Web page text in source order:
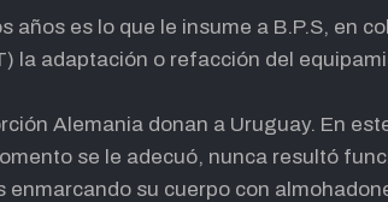
años es lo que le insume a B.P.S, en
la adaptación o refacción del
Alemania donan a Uruguay. En
se le adecuó, nunca resultó
enmarcando su cuerpo con